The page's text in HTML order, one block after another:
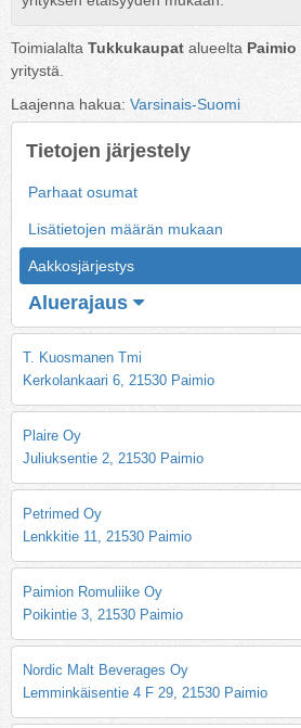
Toimialalta Tukkukaupat alueelta Paimio
yritystä.
Laajenna hakua: Varsinais-Suomi
Tietojen järjestely
Parhaat osumat
Lisätietojen määrän mukaan
Aakkosjärjestys
Aluerajaus
T. Kuosmanen Tmi
Kerkolankaari 6, 21530 Paimio
Plaire Oy
Juliuksentie 2, 21530 Paimio
Petrimed Oy
Lenkkitie 11, 21530 Paimio
Paimion Romuliike Oy
Poikintie 3, 21530 Paimio
Nordic Malt Beverages Oy
Lemminkäisentie 4 F 29, 21530 Paimio